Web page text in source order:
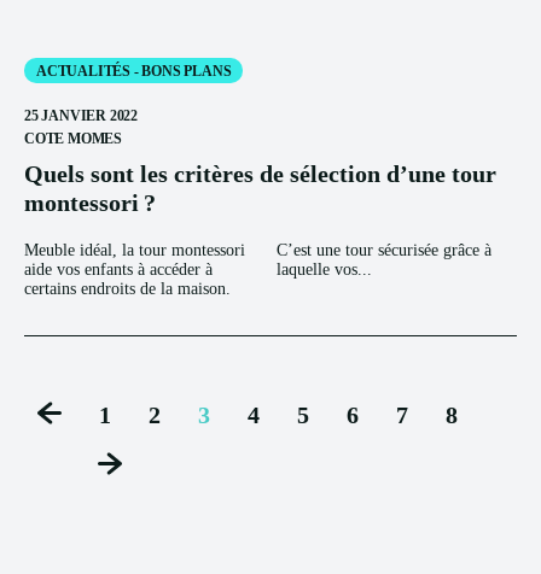
ACTUALITÉS - BONS PLANS
25 JANVIER 2022
COTE MOMES
Quels sont les critères de sélection d’une tour
montessori ?
Meuble idéal, la tour montessori
aide vos enfants à accéder à
certains endroits de la maison.
C’est une tour sécurisée grâce à
laquelle vos...
1 2 3 4 5 6 7 8